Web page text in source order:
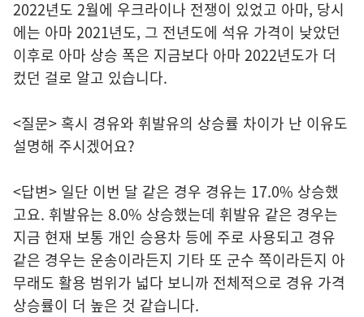
2022년도 2월에 우크라이나 전쟁이 있었고 아마, 당시
에는 아마 2021년도, 그 전년도에 석유 가격이 낮았던
이후로 아마 상승 폭은 지금보다 아마 2022년도가 더
컸던 걸로 알고 있습니다.
<질문> 혹시 경유와 휘발유의 상승률 차이가 난 이유도
설명해 주시겠어요?
<답변> 일단 이번 달 같은 경우 경유는 17.0% 상승했
고요. 휘발유는 8.0% 상승했는데 휘발유 같은 경우는
지금 현재 보통 개인 승용차 등에 주로 사용되고 경유
같은 경우는 운송이라든지 기타 또 군수 쪽이라든지 아
무래도 활용 범위가 넓다 보니까 전체적으로 경유 가격
상승률이 더 높은 것 같습니다.